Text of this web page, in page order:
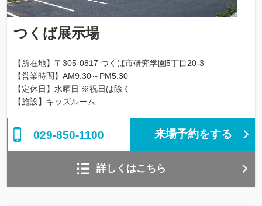
つくば展示場
【所在地】〒305-0817 つくば市研究学園5丁目20-3
【営業時間】AM9:30～PM5:30
【定休日】水曜日 ※祝日は除く
【施設】キッズルーム
029-850-1100 来場予約をする
詳しくはこちら